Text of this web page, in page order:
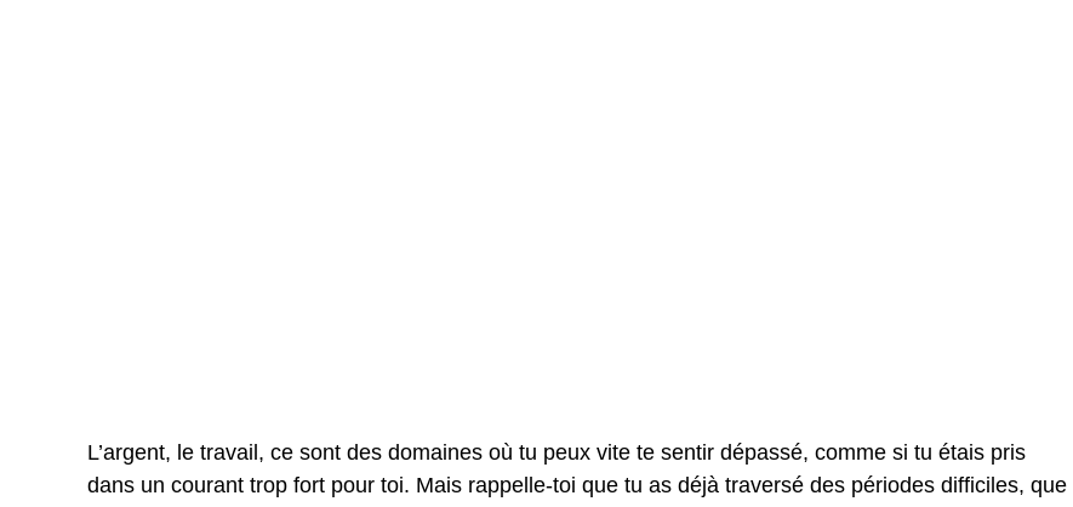
L’argent, le travail, ce sont des domaines où tu peux vite te sentir dépassé, comme si tu étais pris
dans un courant trop fort pour toi. Mais rappelle-toi que tu as déjà traversé des périodes difficiles, que